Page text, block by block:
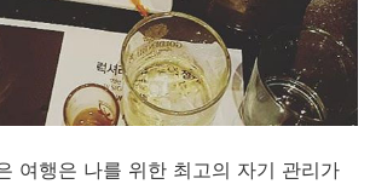
여행은 나를 위한 최고의 자기 관리가